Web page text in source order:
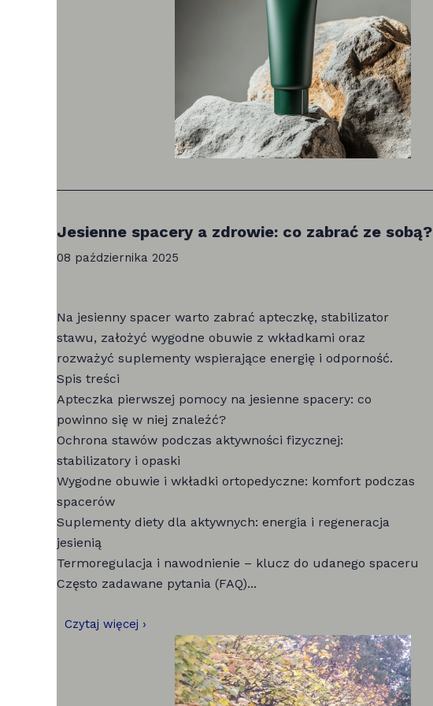
Jesienne spacery a zdrowie: co zabrać ze sobą?
08 października 2025
Na jesienny spacer warto zabrać apteczkę, stabilizator
stawu, założyć wygodne obuwie z wkładkami oraz
rozważyć suplementy wspierające energię i odporność.
Spis treści
Apteczka pierwszej pomocy na jesienne spacery: co
powinno się w niej znaleźć?
Ochrona stawów podczas aktywności fizycznej:
stabilizatory i opaski
Wygodne obuwie i wkładki ortopedyczne: komfort podczas
spacerów
Suplementy diety dla aktywnych: energia i regeneracja
jesienią
Termoregulacja i nawodnienie – klucz do udanego spaceru
Często zadawane pytania (FAQ)...
Czytaj więcej ›